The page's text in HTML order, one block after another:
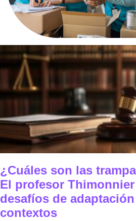
¿Cuáles son las
El profesor
desafíos de
contextos